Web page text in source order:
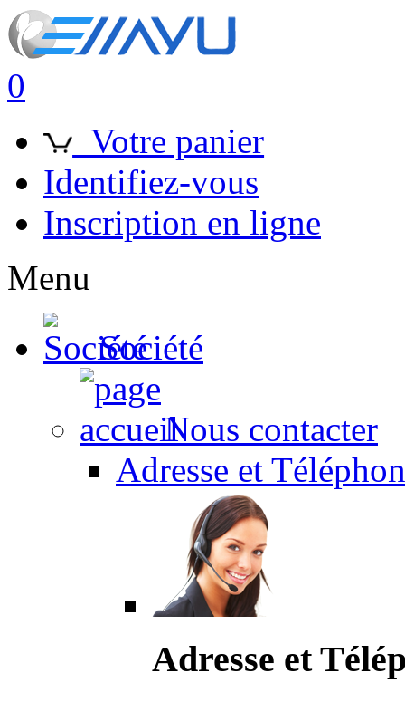
0
Votre panier
Identifiez-vous
Inscription en ligne
Menu
Société
Nous contacter
Adresse et
Adresse et